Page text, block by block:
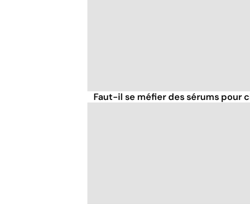
Faut-il se méfier des sérums pour